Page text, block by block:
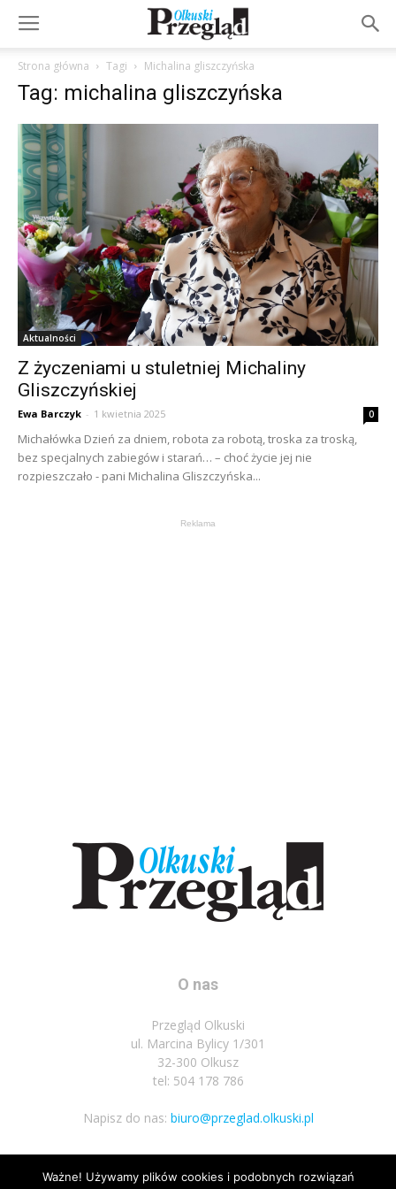
Strona główna Tagi Michalina gliszczyńska
Tag: michalina gliszczyńska
Aktualności
Z życzeniami u stuletniej Michaliny
Gliszczyńskiej
Ewa Barczyk - 1 kwietnia 2025 0
Michałówka Dzień za dniem, robota za robotą, troska za troską,
bez specjalnych zabiegów i starań… – choć życie jej nie
rozpieszczało - pani Michalina Gliszczyńska...
Reklama
O nas
Przegląd Olkuski
ul. Marcina Bylicy 1/301
32-300 Olkusz
tel: 504 178 786
Napisz do nas: biuro@przeglad.olkuski.pl
Podążaj za nami
Ważne! Używamy plików cookies i podobnych rozwiązań